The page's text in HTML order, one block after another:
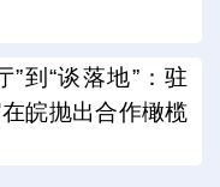
”到“谈落地”：驻
皖抛出合作橄榄